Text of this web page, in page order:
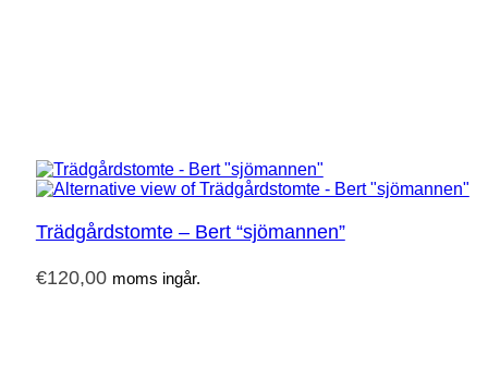
Trädgårdstomte – Bert “sjömannen”
€120,00 moms ingår.